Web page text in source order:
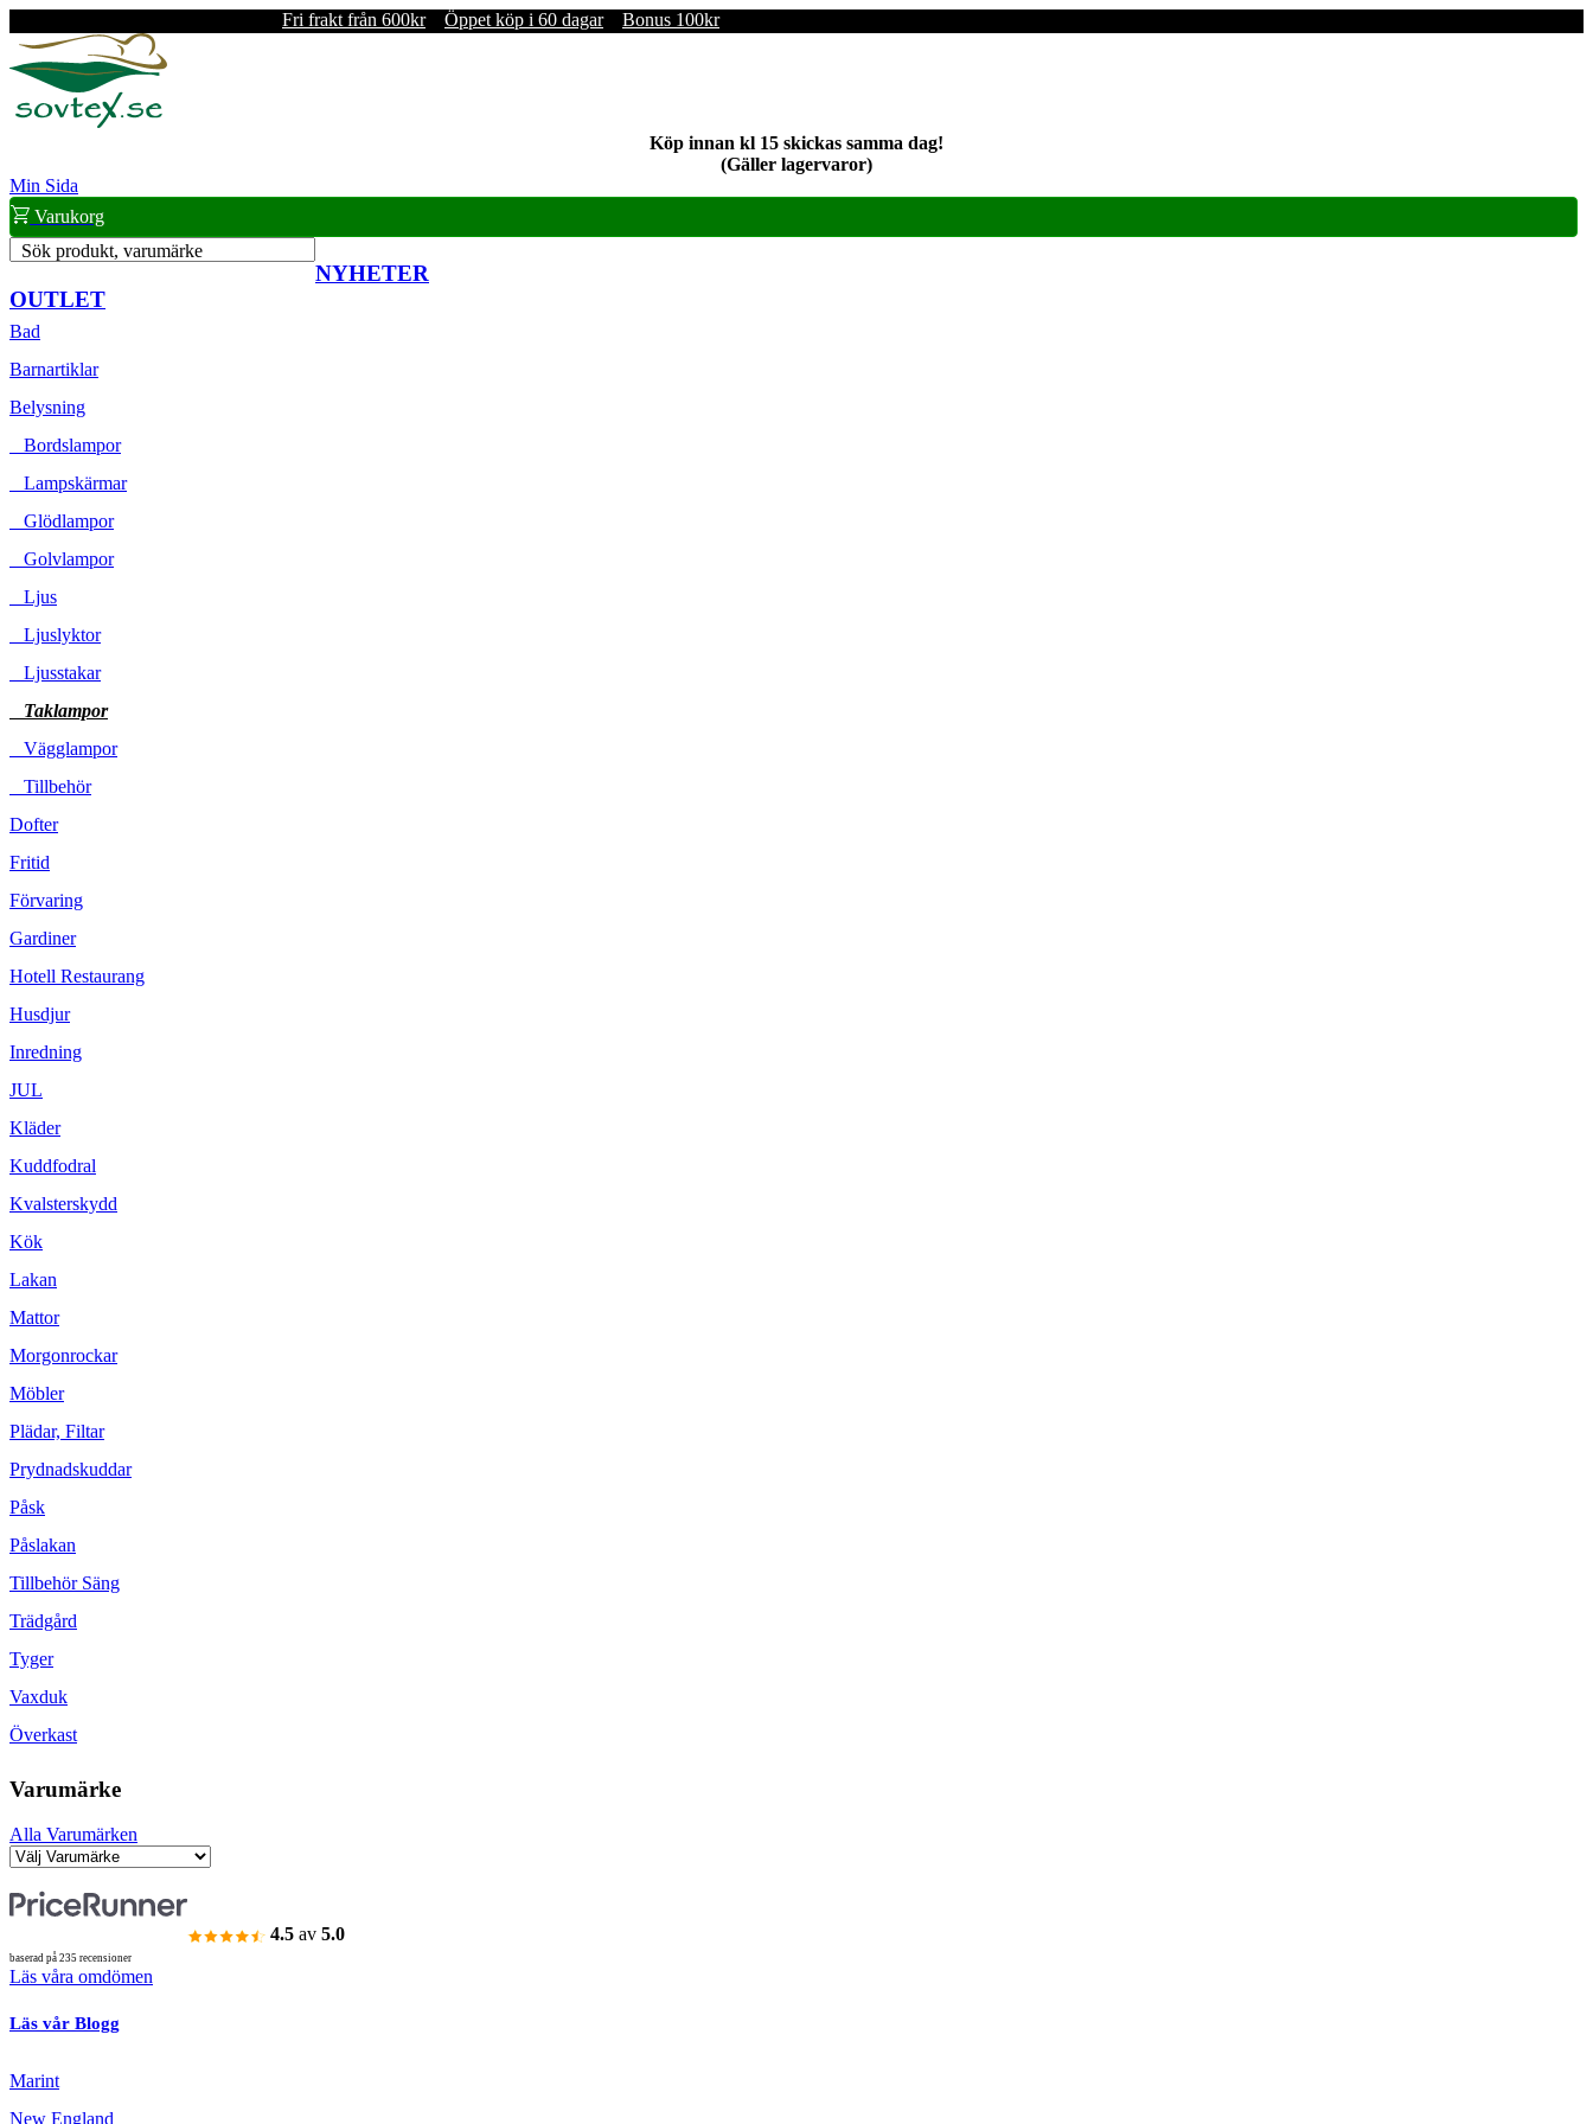
Fri frakt från 600kr Öppet köp i 60 dagar Bonus 100kr
Köp innan kl 15 skickas samma dag!
(Gäller lagervaror)
Min Sida
Varukorg
Sök produkt, varumärke
NYHETER
OUTLET
Bad
Barnartiklar
Belysning
Bordslampor
Lampskärmar
Glödlampor
Golvlampor
Ljus
Ljuslyktor
Ljusstakar
Taklampor
Vägglampor
Tillbehör
Dofter
Fritid
Förvaring
Gardiner
Hotell Restaurang
Husdjur
Inredning
JUL
Kläder
Kuddfodral
Kvalsterskydd
Kök
Lakan
Mattor
Morgonrockar
Möbler
Plädar, Filtar
Prydnadskuddar
Påsk
Påslakan
Tillbehör Säng
Trädgård
Tyger
Vaxduk
Överkast
Varumärke
Alla Varumärken
4.5 av 5.0
baserad på 235 recensioner
Läs våra omdömen
Läs vår Blogg
Marint
New England